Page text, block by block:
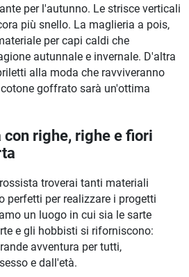
per l'autunno. Le strisce verticali
più snello. La maglieria a pois,
per capi caldi che
autunnale e invernale. D'altra
alla moda che ravviveranno
goffrato sarà un'ottima
righe, righe e fiori
troverai tanti materiali
perfetti per realizzare i progetti
un luogo in cui sia le sarte
e gli hobbisti si riforniscono:
avventura per tutti,
e dall'età.